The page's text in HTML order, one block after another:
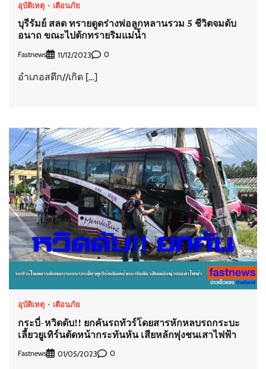
อุบัติเหตุ เตือนภัย
บุรีรัมย์ สลด ทรายดูดร่างพ่อลูกหลานรวม 5 ชีวิตจมดับ
อนาถ ขณะไปตักทรายริมแม่น้ำ
Fastnews 11/12/2023 0
อำเภอสตึก//เกิด […]
อุบัติเหตุ เตือนภัย
กระบี่-หวิดดับ!! ยกคันรถทัวร์โดยสารหักหลบรถกระบะ
เลี้ยวยูเทิร์นตัดหน้ากระทันหัน เสียหลักพุ่งชนเสาไฟฟ้า
Fastnews 01/05/2023 0